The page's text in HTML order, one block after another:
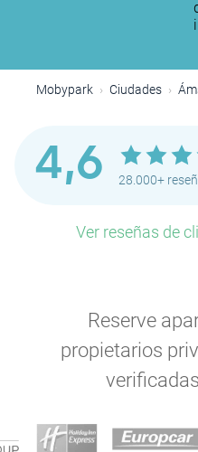
Mobypark Ciudades
4,6 28.000+
Ver reseñas de
Reserve
propietarios
P
P